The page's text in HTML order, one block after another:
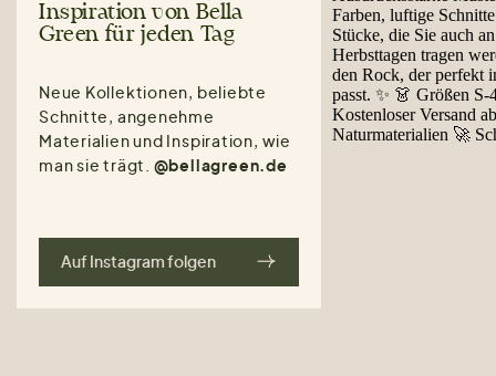
Inspiration von Bella
Green für jeden Tag
Neue Kollektionen, beliebte
Schnitte, angenehme
Materialien und Inspiration, wie
man sie trägt. @bellagreen.de
Auf Instagram folgen